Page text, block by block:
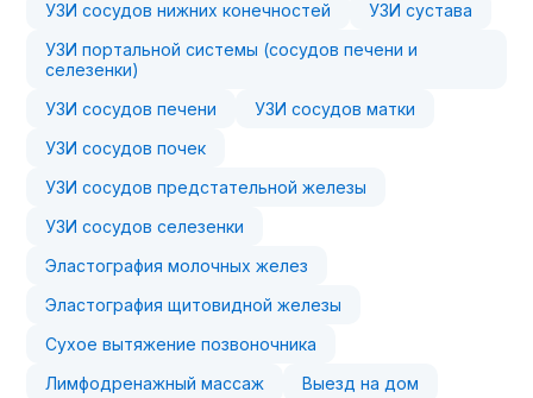
УЗИ сосудов нижних конечностей
УЗИ сустава
УЗИ портальной системы (сосудов печени и
селезенки)
УЗИ сосудов печени
УЗИ сосудов матки
УЗИ сосудов почек
УЗИ сосудов предстательной железы
УЗИ сосудов селезенки
Эластография молочных желез
Эластография щитовидной железы
Сухое вытяжение позвоночника
Лимфодренажный массаж
Выезд на дом